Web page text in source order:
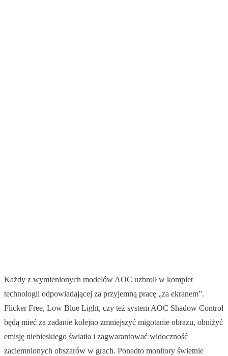
Każdy z wymienionych modelów AOC uzbroił w komplet
technologii odpowiadającej za przyjemną pracę „za ekranem”.
Flicker Free, Low Blue Light, czy też system AOC Shadow Control
będą mieć za zadanie kolejno zmniejszyć migotanie obrazu, obniżyć
emisję niebieskiego światła i zagwarantować widoczność
zaciemnionych obszarów w grach. Ponadto monitory świetnie